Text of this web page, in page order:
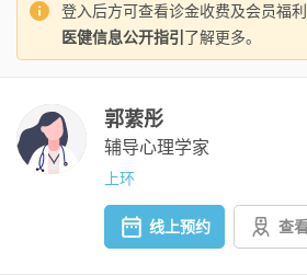
登入后方可查看诊金收费及会员福
医健信息公开指引 了解更多。
郭䔝彤
辅导心理学家
上环
线上预约 查